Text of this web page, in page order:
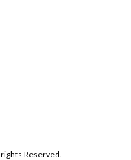
Reserved.